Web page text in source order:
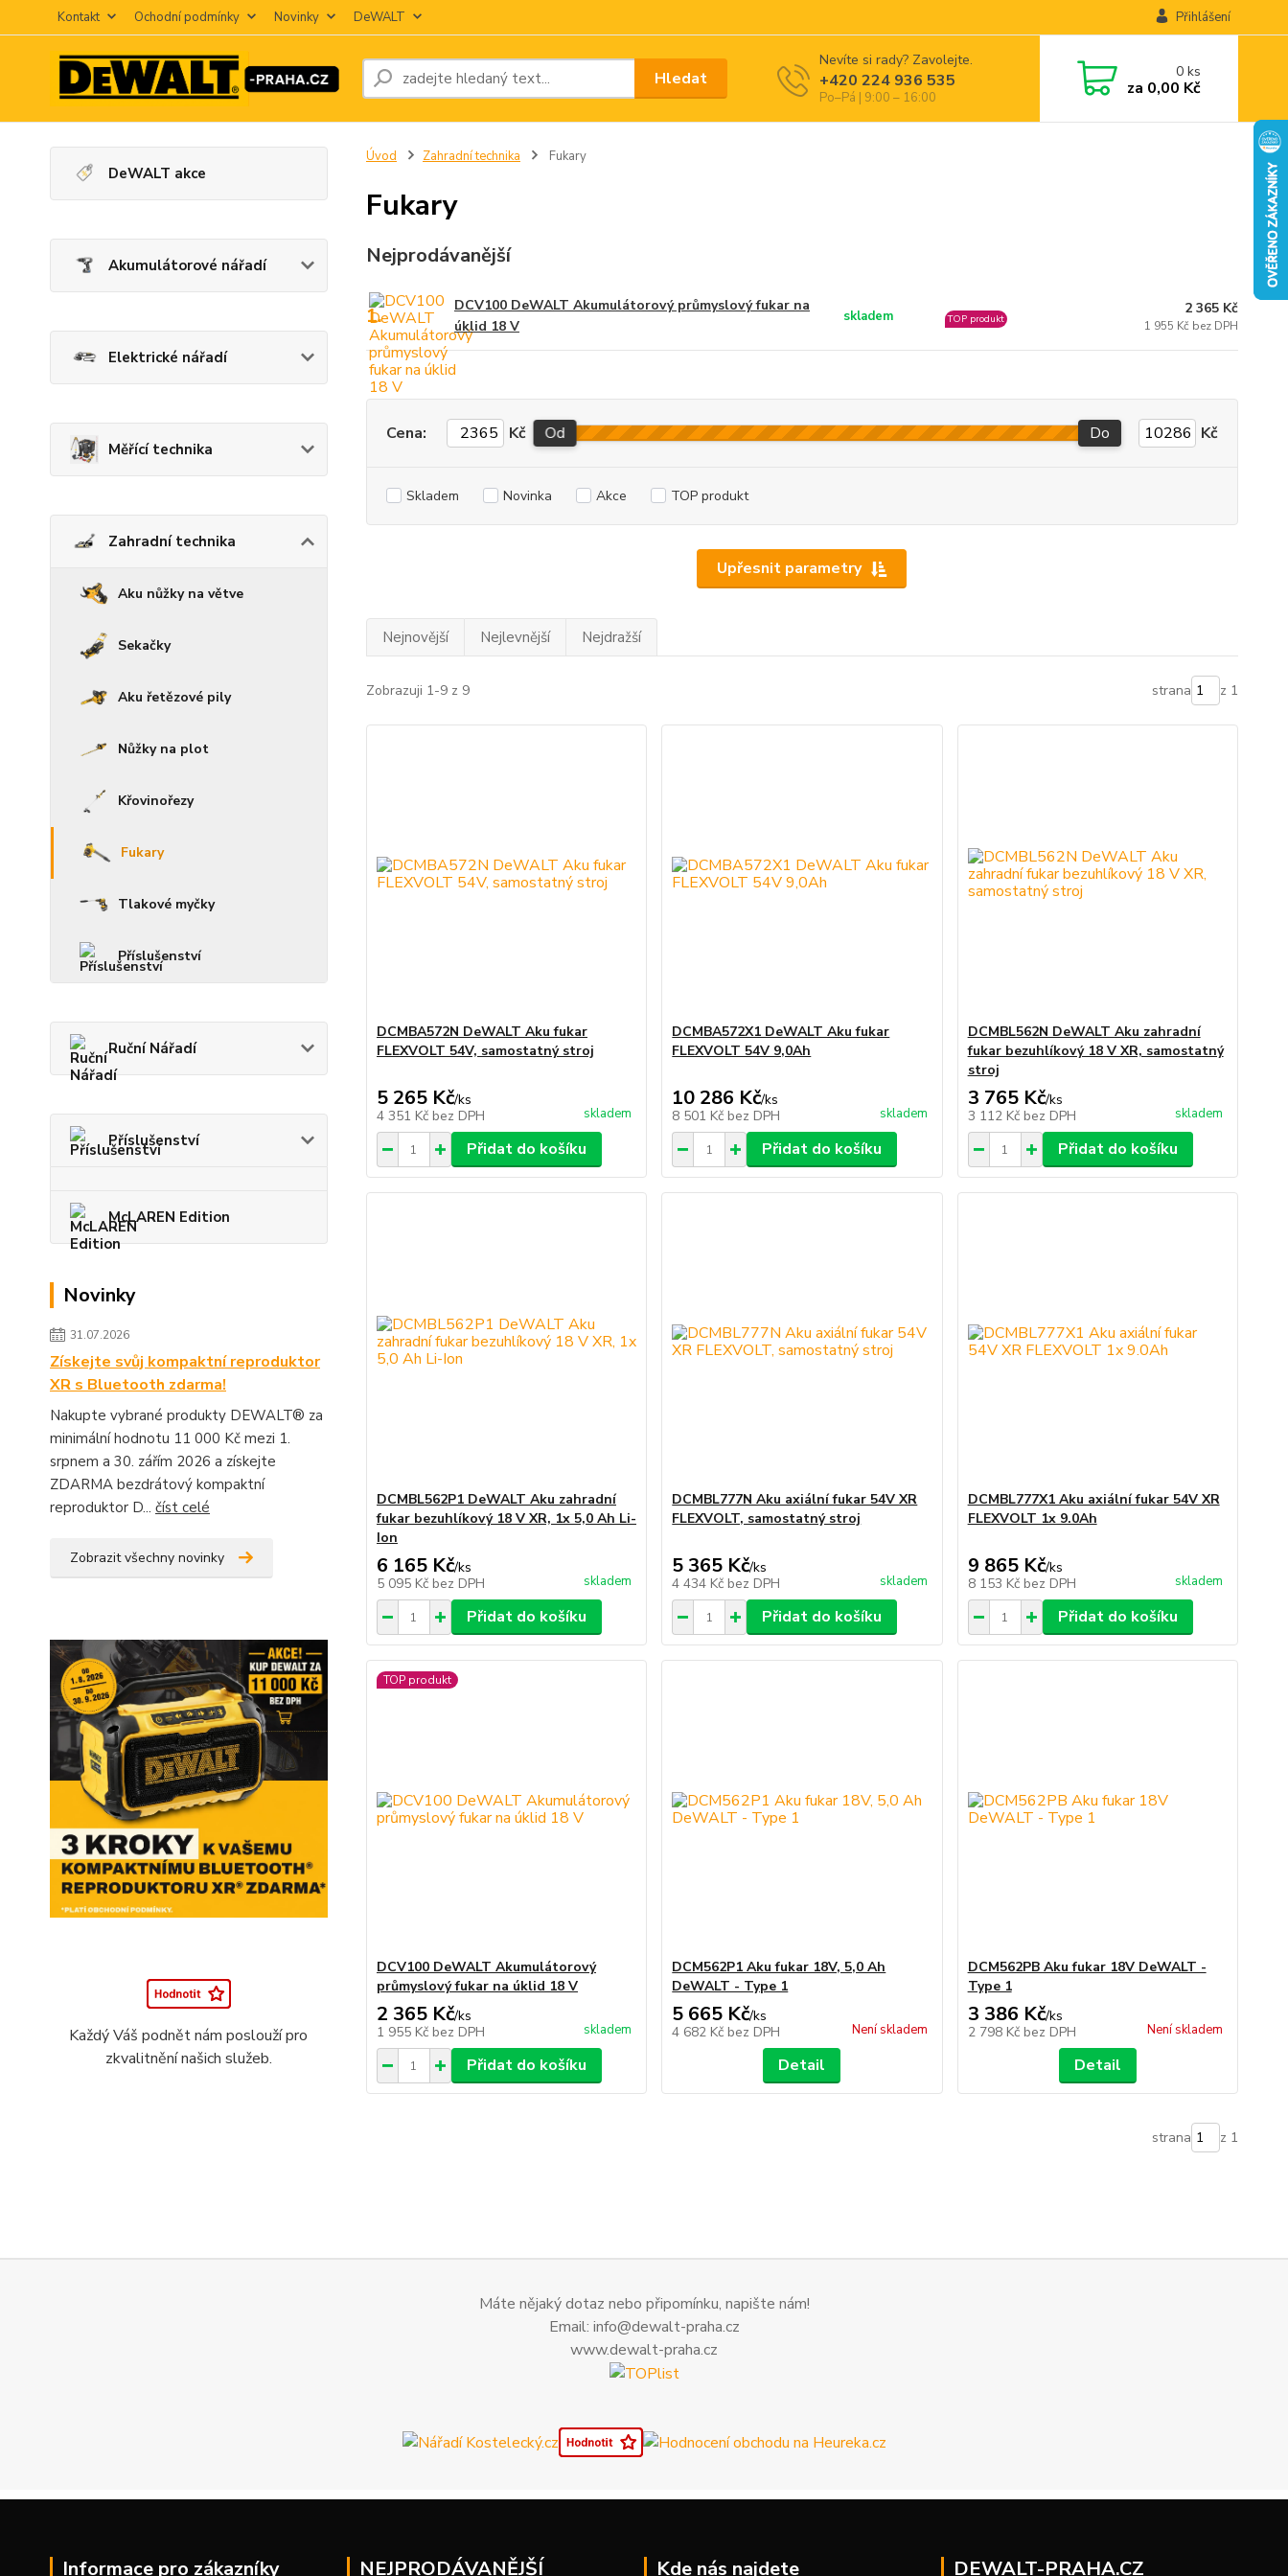
Kontakt Ochodní podmínky Novinky DeWALT Přihlášení
Hledat
Nevíte si rady? Zavolejte.
+420 224 936 535
Po–Pá | 9:00 – 16:00
0ks
za 0,00 Kč
DeWALT akce
Akumulátorové nářadí
Elektrické nářadí
Měřící technika
Zahradní technika
Aku nůžky na větve
Sekačky
Aku řetězové pily
Nůžky na plot
Křovinořezy
Fukary
Tlakové myčky
Příslušenství
Ruční Nářadí
Příslušenství
McLAREN Edition
Novinky
31.07.2026
Získejte svůj kompaktní reproduktor
XR s Bluetooth zdarma!
Nakupte vybrané produkty DEWALT® za
minimální hodnotu 11 000 Kč mezi 1.
srpnem a 30. zářím 2026 a získejte
ZDARMA bezdrátový kompaktní
reproduktor D... číst celé
Zobrazit všechny novinky
Každý Váš podnět nám poslouží pro
zkvalitnění našich služeb.
Úvod Zahradní technika Fukary
Fukary
Nejprodávanější
1.
DCV100 DeWALT Akumulátorový průmyslový fukar na
úklid 18 V
skladem TOP produkt
2 365 Kč
1 955 Kč bez DPH
Upřesnit parametry
Cena: Kč Od Do Kč
Skladem Novinka Akce TOP produkt
Nejnovější Nejlevnější Nejdražší
Zobrazuji 1-9 z 9 strana z 1
DCMBA572N DeWALT Aku fukar
FLEXVOLT 54V, samostatný stroj
5 265 Kč/ks
4 351 Kč bez DPH skladem
Přidat do košíku
DCMBA572X1 DeWALT Aku fukar
FLEXVOLT 54V 9,0Ah
10 286 Kč/ks
8 501 Kč bez DPH skladem
Přidat do košíku
DCMBL562N DeWALT Aku zahradní
fukar bezuhlíkový 18 V XR, samostatný
stroj
3 765 Kč/ks
3 112 Kč bez DPH skladem
Přidat do košíku
DCMBL562P1 DeWALT Aku zahradní
fukar bezuhlíkový 18 V XR, 1x 5,0 Ah Li-
Ion
6 165 Kč/ks
5 095 Kč bez DPH skladem
Přidat do košíku
DCMBL777N Aku axiální fukar 54V XR
FLEXVOLT, samostatný stroj
5 365 Kč/ks
4 434 Kč bez DPH skladem
Přidat do košíku
DCMBL777X1 Aku axiální fukar 54V XR
FLEXVOLT 1x 9.0Ah
9 865 Kč/ks
8 153 Kč bez DPH skladem
Přidat do košíku
TOP produkt
DCV100 DeWALT Akumulátorový
průmyslový fukar na úklid 18 V
2 365 Kč/ks
1 955 Kč bez DPH skladem
Přidat do košíku
DCM562P1 Aku fukar 18V, 5,0 Ah
DeWALT - Type 1
5 665 Kč/ks
4 682 Kč bez DPH Není skladem
Detail
DCM562PB Aku fukar 18V DeWALT -
Type 1
3 386 Kč/ks
2 798 Kč bez DPH Není skladem
Detail
strana z 1
Máte nějaký dotaz nebo připomínku, napište nám!
Email: info@dewalt-praha.cz
www.dewalt-praha.cz
Informace pro zákazníky NEJPRODÁVANĚJŠÍ Kde nás najdete DEWALT-PRAHA.CZ